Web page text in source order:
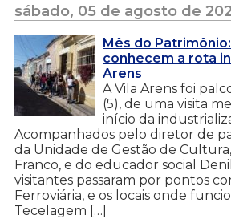
sábado, 05 de agosto de
Mês do
conhecem a rota
Arens
A Vila Arens foi
(5), de uma visita
início da
Acompanhados pelo diretor de
da Unidade de Gestão de
Franco, e do educador social
visitantes passaram por pontos
Ferroviária, e os locais onde
Tecelagem […]